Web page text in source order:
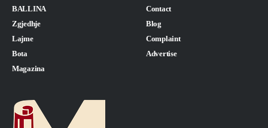
BALLINA
Zgjedhje
Lajme
Bota
Magazina
Contact
Blog
Complaint
Advertise